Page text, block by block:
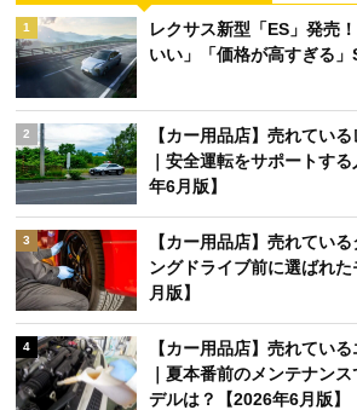
1
レクサス新型「ES」発売
いい」「価格が高すぎる
2
【カー用品店】売れてい
｜安全運転をサポートす
年6月版】
3
【カー用品店】売れてい
ングドライブ前に選ばれ
月版】
4
【カー用品店】売れてい
｜夏本番前のメンテナン
デルは？【2026年6月版】